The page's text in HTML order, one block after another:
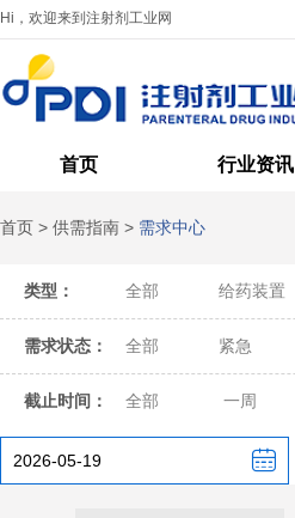
Hi，欢迎来到注射剂工业网
首页 行业资讯
首页 > 供需指南 > 需求中心
类型： 全部 给药装置
需求状态： 全部 紧急
截止时间： 全部 一周